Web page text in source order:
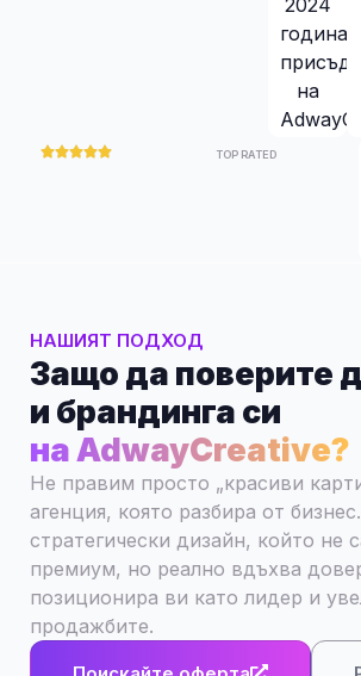
TOP RATED
НАШИЯТ ПОДХОД
Защо да поверите
и брандинга си
на AdwayCreative?
Не правим просто „красиви
агенция, която разбира от
стратегически дизайн, който не
премиум, но реално вдъхва
позиционира ви като лидер и
продажбите.